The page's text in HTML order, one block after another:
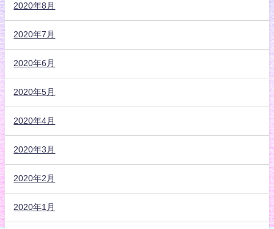
2020年8月
2020年7月
2020年6月
2020年5月
2020年4月
2020年3月
2020年2月
2020年1月